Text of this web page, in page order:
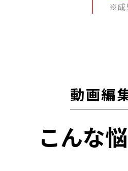
※成
動画編
こんな